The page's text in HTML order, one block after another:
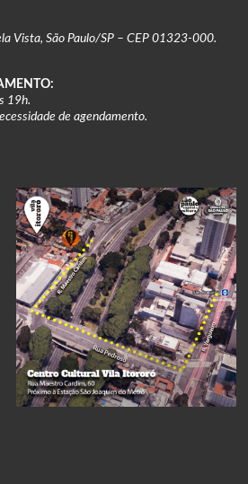
Vista, São Paulo/SP – CEP 01323-000.
19h.
de agendamento.